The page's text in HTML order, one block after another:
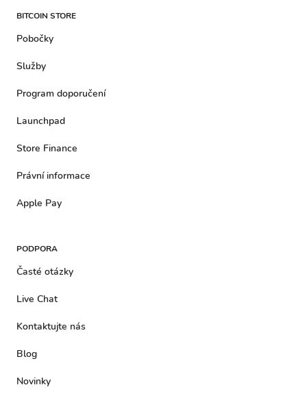
BITCOIN STORE
Pobočky
Služby
Program doporučení
Launchpad
Store Finance
Právní informace
Apple Pay
PODPORA
Časté otázky
Live Chat
Kontaktujte nás
Blog
Novinky